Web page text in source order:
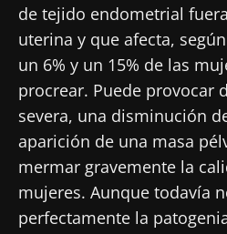
de tejido endometrial
uterina y que afecta,
un 6% y un 15% de las
procrear. Puede provocar
severa, una disminución
aparición de una masa
mermar gravemente la
mujeres. Aunque todavía
perfectamente la